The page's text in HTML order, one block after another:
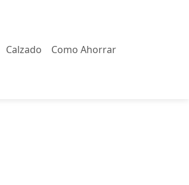
Calzado Como Ahorrar